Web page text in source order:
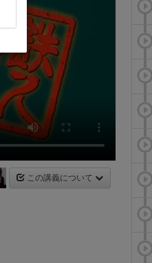
この講義について